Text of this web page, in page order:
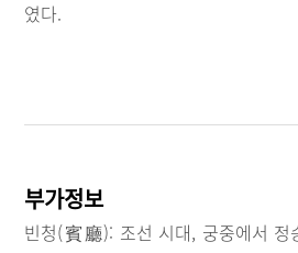
였다.
부가정보
빈청(賓廳): 조선 시대, 궁중에서 정